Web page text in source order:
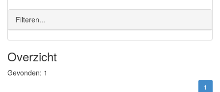
Filteren...
Overzicht
Gevonden: 1
1